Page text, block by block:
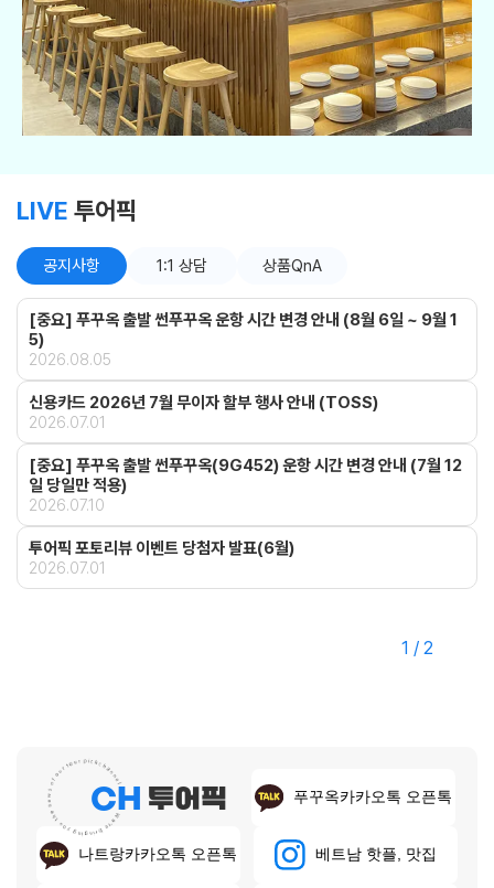
LIVE 투어픽
공지사항 1:1 상담 상품QnA
[중요] 푸꾸옥 출발 썬푸꾸옥 운항 시간 변경 안내 (8월 6일 ~ 9월 1
5)
2026.08.05
신용카드 2026년 7월 무이자 할부 행사 안내 (TOSS)
2026.07.01
[중요] 푸꾸옥 출발 썬푸꾸옥(9G452) 운항 시간 변경 안내 (7월 12
일 당일만 적용)
2026.07.10
투어픽 포토리뷰 이벤트 당첨자 발표(6월)
2026.07.01
2 / 2
CH 투어픽 푸꾸옥카카오톡 오픈톡
나트랑카카오톡 오픈톡 베트남 핫플, 맛집